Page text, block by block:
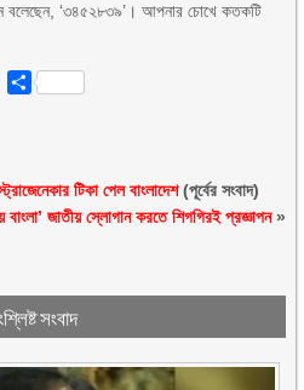
‘৩৪৫২৮৩৯’। আপনার চোখে কতকটি
Share
টিকা পেল বাংলাদেশ(পূর্বের সংবাদ)
বাংলা’ জাতীয় স্লোগান করতে শিগগিরই প্রজ্ঞাপন»
সংবাদ